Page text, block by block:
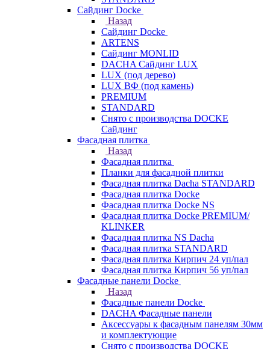
Сайдинг Docke
Назад
Сайдинг Docke
ARTENS
Cайдинг MONLID
DACHA Сайдинг LUX
LUX (под дерево)
LUX ВФ (под камень)
PREMIUM
STANDARD
Снято с производства DOCKE
Сайдинг
Фасадная плитка
Назад
Фасадная плитка
Планки для фасадной плитки
Фасадная плитка Dacha STANDARD
Фасадная плитка Docke
Фасадная плитка Docke NS
Фасадная плитка Docke PREMIUM/
KLINKER
Фасадная плитка NS Dacha
Фасадная плитка STANDARD
Фасадная плитка Кирпич 24 уп/пал
Фасадная плитка Кирпич 56 уп/пал
Фасадные панели Docke
Назад
Фасадные панели Docke
DACHA Фасадные панели
Аксессуары к фасадным панелям 30мм
и комплектующие
Снято с производства DOCKE